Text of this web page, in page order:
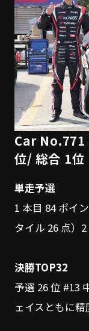
Car No.771
位/ 総合 1位
単走予選
1 本目 84 ポイ
タイル 26 点）
決勝TOP32
予選 26 位 #13
ェイスともに精